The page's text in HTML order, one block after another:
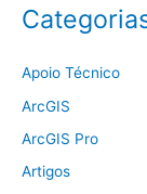
Apoio Técnico
ArcGIS
ArcGIS Pro
Artigos